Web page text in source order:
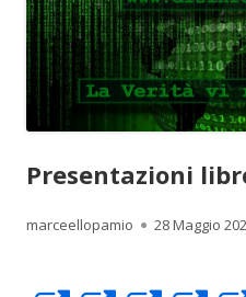
Presentazioni
Autore
marceellopamio Pubblicato
28 Maggio